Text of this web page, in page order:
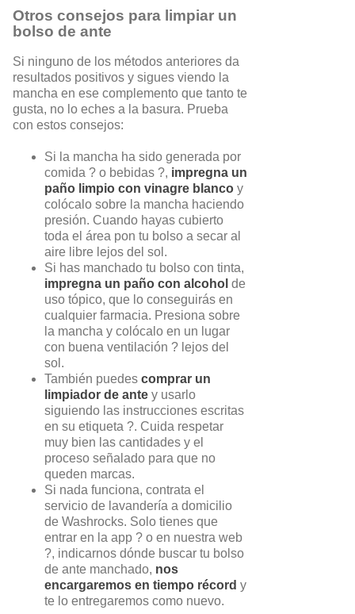
Otros consejos para limpiar un
bolso de ante
Si ninguno de los métodos anteriores da
resultados positivos y sigues viendo la
mancha en ese complemento que tanto te
gusta, no lo eches a la basura. Prueba
con estos consejos:
Si la mancha ha sido generada por
comida ? o bebidas ?, impregna un
paño limpio con vinagre blanco y
colócalo sobre la mancha haciendo
presión. Cuando hayas cubierto
toda el área pon tu bolso a secar al
aire libre lejos del sol.
Si has manchado tu bolso con tinta,
impregna un paño con alcohol de
uso tópico, que lo conseguirás en
cualquier farmacia. Presiona sobre
la mancha y colócalo en un lugar
con buena ventilación ? lejos del
sol.
También puedes comprar un
limpiador de ante y usarlo
siguiendo las instrucciones escritas
en su etiqueta ?️. Cuida respetar
muy bien las cantidades y el
proceso señalado para que no
queden marcas.
Si nada funciona, contrata el
servicio de lavandería a domicilio
de Washrocks. Solo tienes que
entrar en la app ? o en nuestra web
?, indicarnos dónde buscar tu bolso
de ante manchado, nos
encargaremos en tiempo récord y
te lo entregaremos como nuevo.